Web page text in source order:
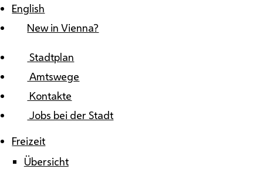
English
New in Vienna?
Stadtplan
Amtswege
Kontakte
Jobs bei der Stadt
Freizeit
Übersicht